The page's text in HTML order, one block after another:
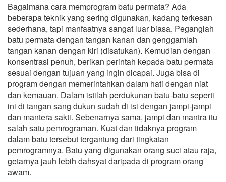
Bagaimana cara memprogram batu permata? Ada
beberapa teknik yang sering digunakan, kadang terkesan
sederhana, tapi manfaatnya sangat luar biasa. Peganglah
batu permata dengan tangan kanan dan genggamlah
tangan kanan dengan kiri (disatukan). Kemudian dengan
konsentrasi penuh, berikan perintah kepada batu permata
sesuai dengan tujuan yang ingin dicapai. Juga bisa di
program dengan memerintahkan dalam hati dengan niat
dan kemauan. Dalam istilah perdukunan batu-batu seperti
ini di tangan sang dukun sudah di isi dengan jampi-jampi
dan mantera sakti. Sebenarnya sama, jampi dan mantra itu
salah satu pemrograman. Kuat dan tidaknya program
dalam batu tersebut tergantung dari tingkatan
pemrogramnya. Batu yang digunakan orang suci atau raja,
getarnya jauh lebih dahsyat daripada di program orang
awam.